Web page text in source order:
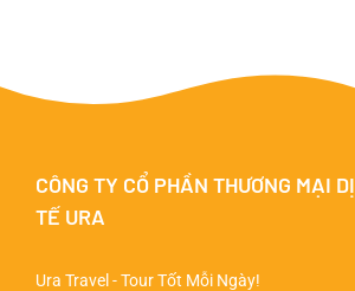
CÔNG TY CỔ PHẦN THƯƠNG MẠI
TẾ URA
Ura Travel - Tour Tốt Mỗi Ngày!